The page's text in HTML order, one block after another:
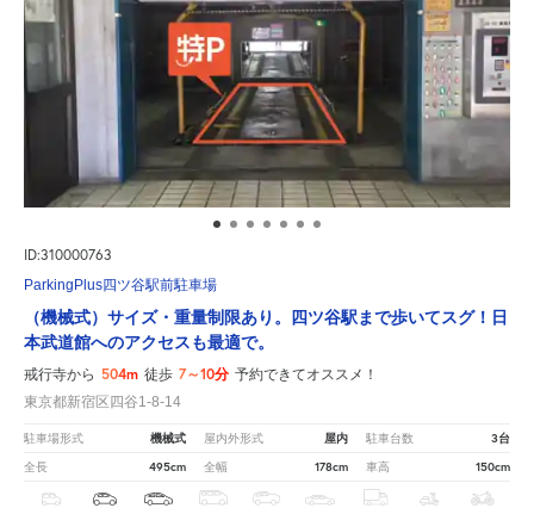
ID:310000763
ParkingPlus四ツ谷駅前駐車場
（機械式）サイズ・重量制限あり。四ツ谷駅まで歩いてスグ！日
本武道館へのアクセスも最適で。
戒行寺から 504m 徒歩 7～10分 予約できてオススメ！
東京都新宿区四谷1-8-14
駐車場形式 機械式 屋内外形式 屋内 駐車台数 3台
全長 495cm 全幅 178cm 車高 150cm